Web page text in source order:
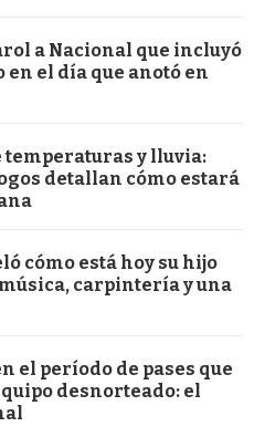
a Nacional que incluyó
en el día que anotó en
temperaturas y lluvia:
detallan cómo estará
cómo está hoy su hijo
carpintería y una
el período de pases que
desnorteado: el